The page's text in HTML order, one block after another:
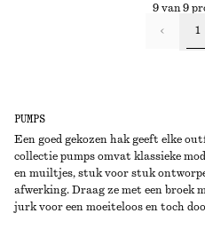
PUMPS
Een goed gekozen hak geeft elke
collectie pumps omvat klassieke
en muiltjes, stuk voor stuk
afwerking. Draag ze met een broek
jurk voor een moeiteloos en toch
9 van 9
1